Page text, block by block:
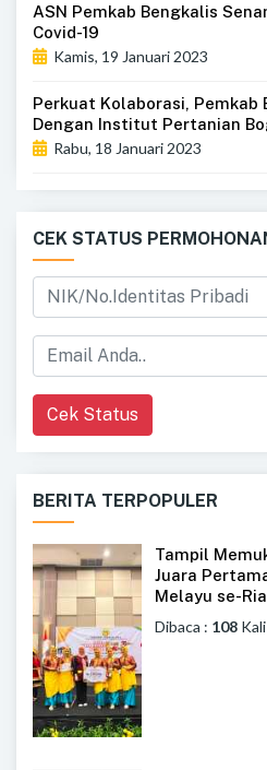
ASN Pemkab Bengkalis
Covid-19
Kamis, 19 Januari 2023
Perkuat Kolaborasi, Pemkab
Dengan Institut Pertanian
Rabu, 18 Januari 2023
CEK STATUS
Cek Status
BERITA TERPOPULER
Tampil
Juara
Melayu se-
Dibaca : 108 Kali